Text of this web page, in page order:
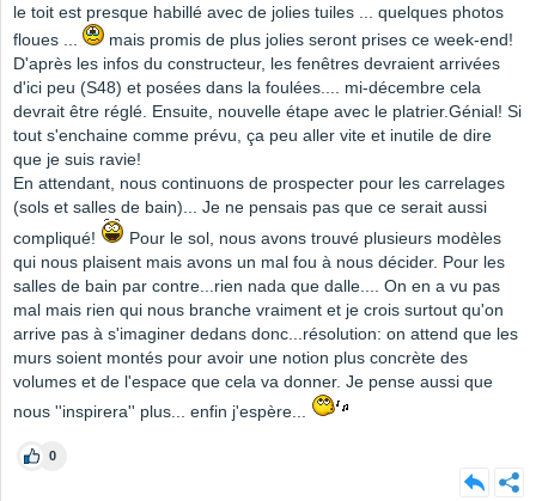
le toit est presque habillé avec de jolies tuiles ... quelques photos
floues ...
mais promis de plus jolies seront prises ce week-end!
D'après les infos du constructeur, les fenêtres devraient arrivées
d'ici peu (S48) et posées dans la foulées.... mi-décembre cela
devrait être réglé. Ensuite, nouvelle étape avec le platrier.Génial! Si
tout s'enchaine comme prévu, ça peu aller vite et inutile de dire
que je suis ravie!
En attendant, nous continuons de prospecter pour les carrelages
(sols et salles de bain)... Je ne pensais pas que ce serait aussi
compliqué!
Pour le sol, nous avons trouvé plusieurs modèles
qui nous plaisent mais avons un mal fou à nous décider. Pour les
salles de bain par contre...rien nada que dalle.... On en a vu pas
mal mais rien qui nous branche vraiment et je crois surtout qu'on
arrive pas à s'imaginer dedans donc...résolution: on attend que les
murs soient montés pour avoir une notion plus concrète des
volumes et de l'espace que cela va donner. Je pense aussi que
nous ''inspirera'' plus... enfin j'espère...
0